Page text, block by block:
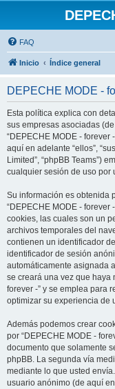
FAQ
Inicio Índice general
DEPECHE MODE -
Esta política explica con
sus empresas asociadas (de
“DEPECHE MODE - forever
aquí en adelante “ellos”,
Limited”, “phpBB Teams”)
cualquier sesión de uso por
Su información es obtenida
“DEPECHE MODE - forever
cookies, las cuales son un
archivos temporales del
contienen un identificador
identificador de sesión
automáticamente asignada
se creará una vez que haya
forever -” y se emplea para
optimizar su experiencia de
Además podemos crear
por “DEPECHE MODE -
documento que solamente
phpBB. La segunda vía
mediante lo que usted
usuario anónimo (de aquí